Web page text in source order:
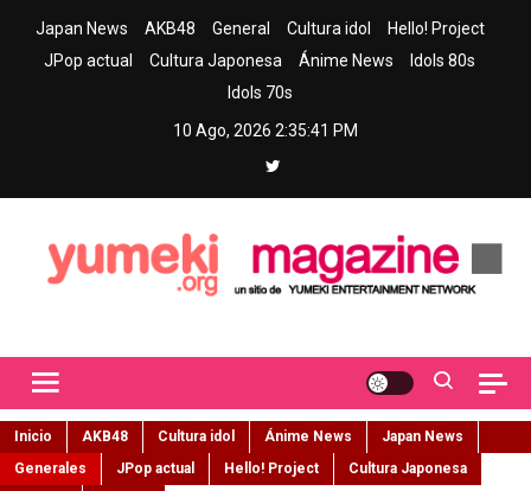
Japan News AKB48 General Cultura idol
Hello! Project
JPop actual
Cultura Japonesa Ánime News
Idols 80s
Idols 70s
10 Ago, 2026 2:35:42 PM
Inicio AKB48 Cultura idol Ánime News
Japan News
Generales
JPop actual Hello! Project
Cultura Japonesa